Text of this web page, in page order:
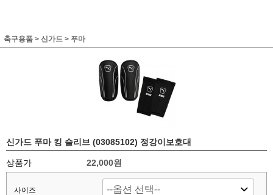
축구용품 > 신가드 > 푸마
신가드 푸마 킹 슬리브 (03085102) 정강이보호대
상품가 22,000원
사이즈